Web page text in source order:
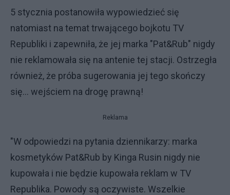
5 stycznia postanowiła wypowiedzieć się
natomiast na temat trwającego bojkotu TV
Republiki i zapewniła, że jej marka "Pat&Rub" nigdy
nie reklamowała się na antenie tej stacji. Ostrzegła
również, że próba sugerowania jej tego skończy
się... wejściem na drogę prawną!
Reklama
"W odpowiedzi na pytania dziennikarzy: marka
kosmetyków Pat&Rub by Kinga Rusin nigdy nie
kupowała i nie będzie kupowała reklam w TV
Republika. Powody są oczywiste. Wszelkie